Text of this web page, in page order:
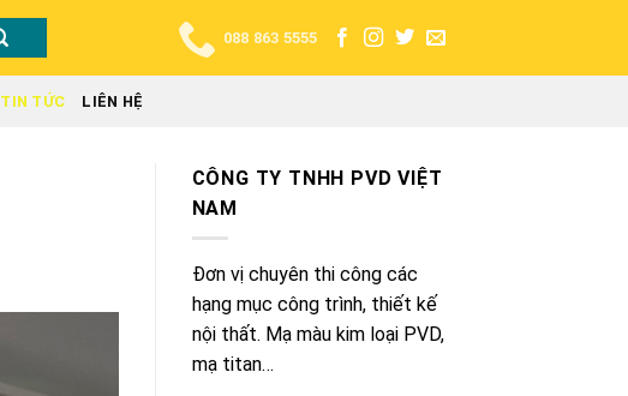
088 863 5555
TIN TỨC LIÊN HỆ
CÔNG TY TNHH PVD VIỆT
NAM
Đơn vị chuyên thi công các
hạng mục công trình, thiết kế
nội thất. Mạ màu kim loại PVD,
mạ titan…